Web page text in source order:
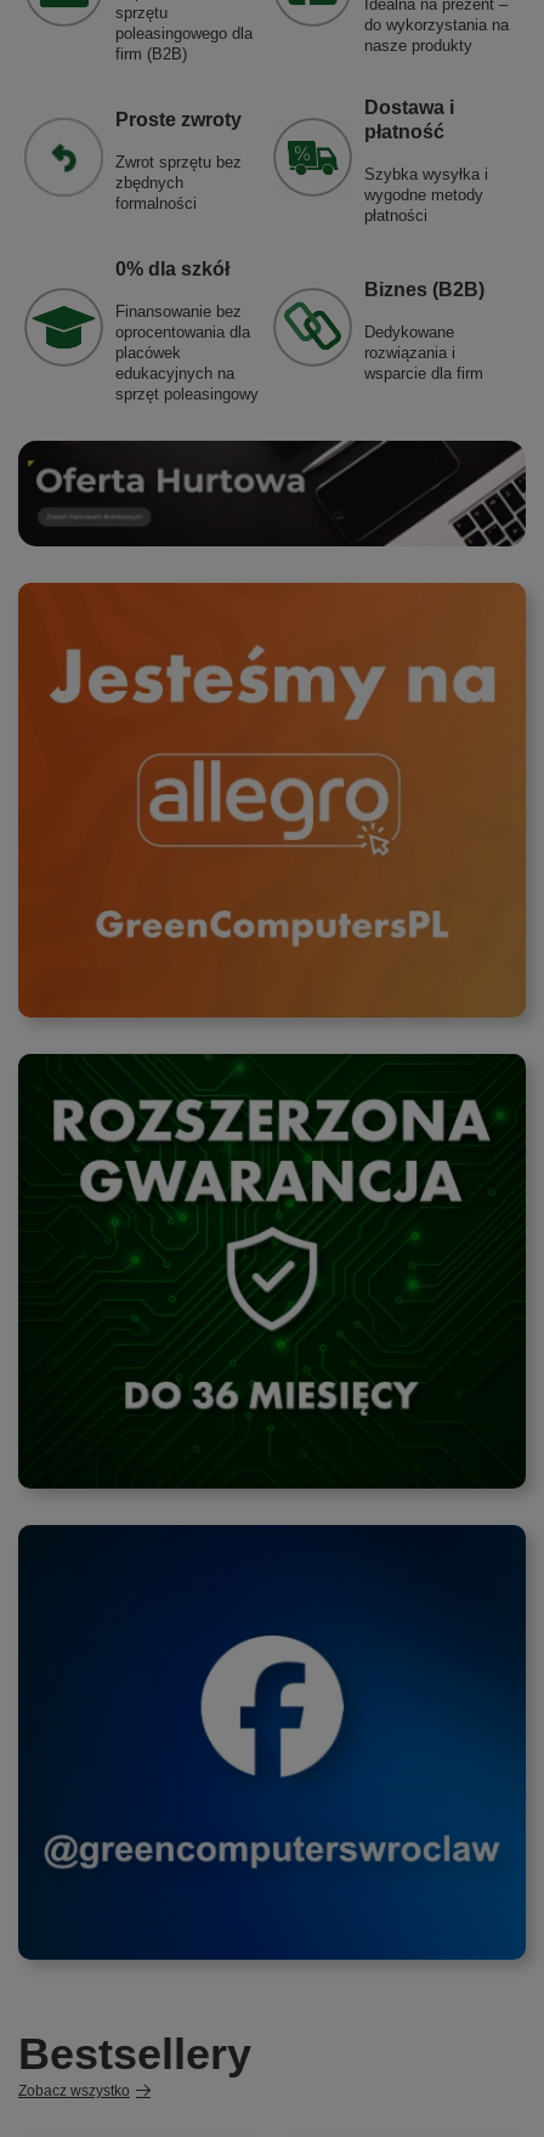
sprzętu
poleasingowego dla
firm (B2B)
Idealna na prezent –
do wykorzystania na
nasze produkty
Proste zwroty
Zwrot sprzętu bez
zbędnych
formalności
Dostawa i
płatność
Szybka wysyłka i
wygodne metody
płatności
0% dla szkół
Finansowanie bez
oprocentowania dla
placówek
edukacyjnych na
sprzęt poleasingowy
Biznes (B2B)
Dedykowane
rozwiązania i
wsparcie dla firm
Bestsellery
Zobacz wszystko